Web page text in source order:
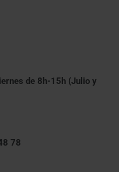
de 8h-15h (Julio y
78